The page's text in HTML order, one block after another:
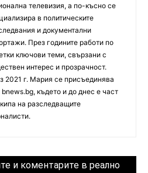
телевизия, а по-късно се
в политическите
и документални
През годините работи по
ключови теми, свързани с
интерес и прозрачност.
2021 г. Мария се присъединява
където и до днес е част
на разследващите
и коментарите в реално